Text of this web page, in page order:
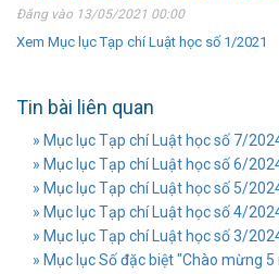
Đăng vào 13/05/2021 00:00
Xem Mục lục Tạp chí Luật học số 1/2021
Tin bài liên quan
» Mục lục Tạp chí Luật học số 7/
» Mục lục Tạp chí Luật học số 6/
» Mục lục Tạp chí Luật học số 5/
» Mục lục Tạp chí Luật học số 4/
» Mục lục Tạp chí Luật học số 3/
» Mục lục Số đặc biệt "Chào mừng